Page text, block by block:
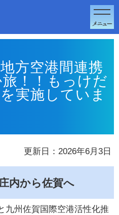
本文へ移動
方空港間連携
旅！！もっけだ
実施していま
更新日：2026年6月3日
内から佐賀へ
九州佐賀国際空港活性化推